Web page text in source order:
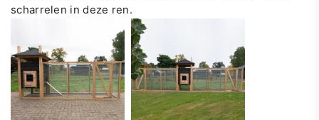
scharrelen in deze ren.